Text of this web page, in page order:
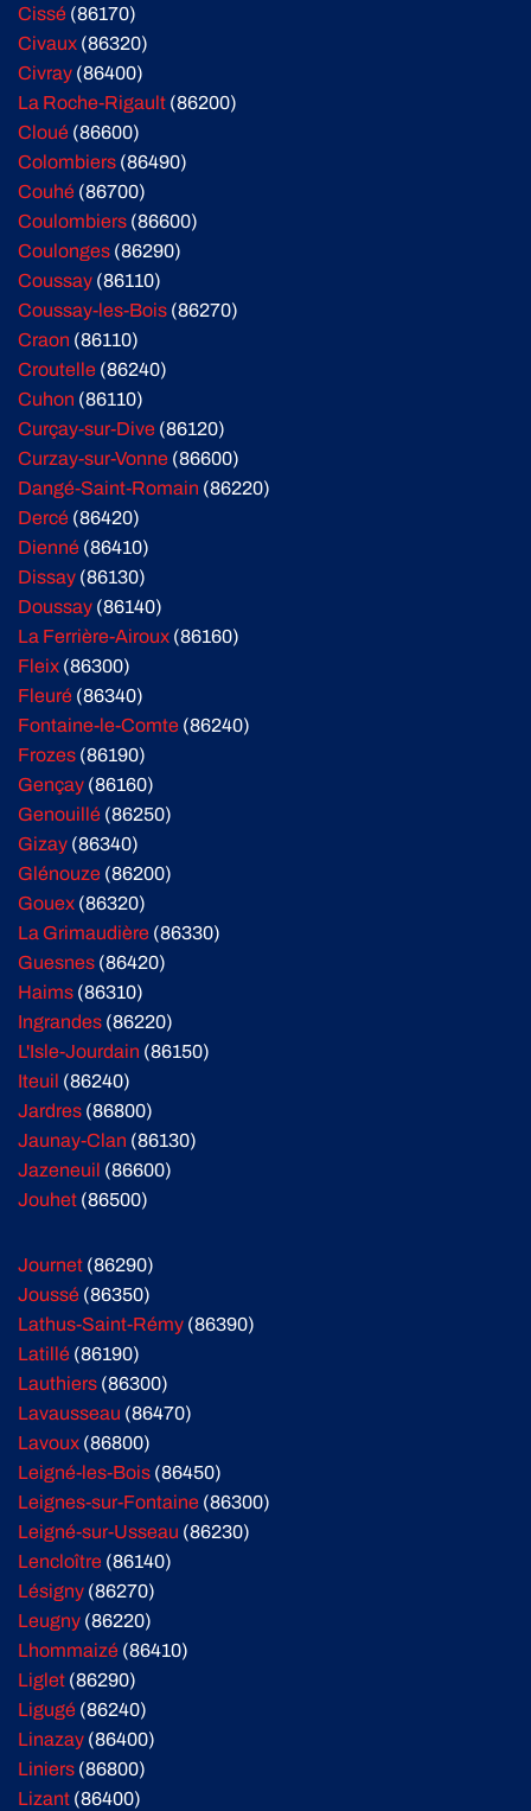
Cissé (86170)
Civaux (86320)
Civray (86400)
La Roche-Rigault (86200)
Cloué (86600)
Colombiers (86490)
Couhé (86700)
Coulombiers (86600)
Coulonges (86290)
Coussay (86110)
Coussay-les-Bois (86270)
Craon (86110)
Croutelle (86240)
Cuhon (86110)
Curçay-sur-Dive (86120)
Curzay-sur-Vonne (86600)
Dangé-Saint-Romain (86220)
Dercé (86420)
Dienné (86410)
Dissay (86130)
Doussay (86140)
La Ferrière-Airoux (86160)
Fleix (86300)
Fleuré (86340)
Fontaine-le-Comte (86240)
Frozes (86190)
Gençay (86160)
Genouillé (86250)
Gizay (86340)
Glénouze (86200)
Gouex (86320)
La Grimaudière (86330)
Guesnes (86420)
Haims (86310)
Ingrandes (86220)
L'Isle-Jourdain (86150)
Iteuil (86240)
Jardres (86800)
Jaunay-Clan (86130)
Jazeneuil (86600)
Jouhet (86500)
Journet (86290)
Joussé (86350)
Lathus-Saint-Rémy (86390)
Latillé (86190)
Lauthiers (86300)
Lavausseau (86470)
Lavoux (86800)
Leigné-les-Bois (86450)
Leignes-sur-Fontaine (86300)
Leigné-sur-Usseau (86230)
Lencloître (86140)
Lésigny (86270)
Leugny (86220)
Lhommaizé (86410)
Liglet (86290)
Ligugé (86240)
Linazay (86400)
Liniers (86800)
Lizant (86400)